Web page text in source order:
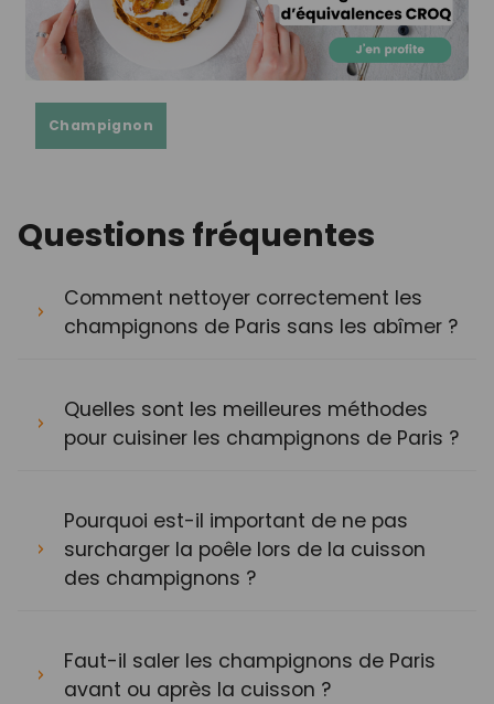
Champignon
Questions fréquentes
Comment nettoyer correctement les
champignons de Paris sans les abîmer ?
Quelles sont les meilleures méthodes
pour cuisiner les champignons de Paris ?
Pourquoi est-il important de ne pas
surcharger la poêle lors de la cuisson
des champignons ?
Faut-il saler les champignons de Paris
avant ou après la cuisson ?